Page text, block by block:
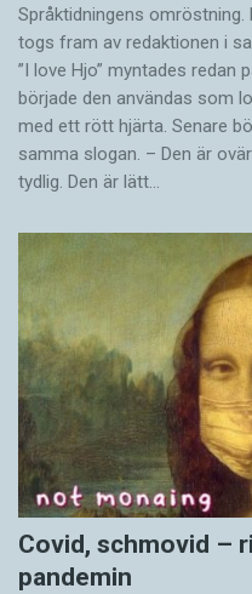
Språktidningens
togs fram av redaktionen i
”I love Hjo” myntades redan
började den användas som
med ett rött hjärta. Senare
samma slogan. – Den är
tydlig. Den är lätt…
Covid, schmovid –
pandemin